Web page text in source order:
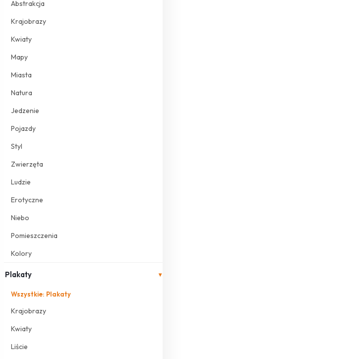
Abstrakcja
Krajobrazy
Kwiaty
Mapy
Miasta
Natura
Jedzenie
Pojazdy
Styl
Zwierzęta
Ludzie
Erotyczne
Niebo
Pomieszczenia
Kolory
Plakaty ▾
Wszystkie: Plakaty
Krajobrazy
Kwiaty
Liście